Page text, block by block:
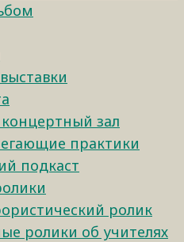
зал
практики
подкаст
ролик
ролики об учителях